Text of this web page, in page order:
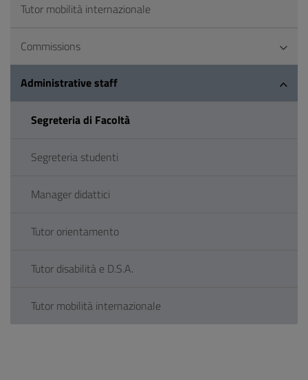
Tutor mobilità internazionale
Commissions
Administrative staff
Segreteria di Facoltà
Segreteria studenti
Manager didattici
Tutor orientamento
Tutor disabilità e D.S.A.
Tutor mobilità internazionale